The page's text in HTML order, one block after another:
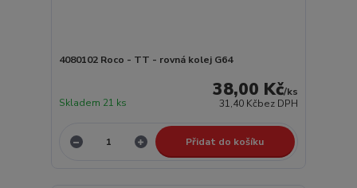
4080102 Roco - TT - rovná kolej G64
38,00 Kč/ks
31,40 Kčbez DPH
Skladem 21 ks
Přidat do košíku